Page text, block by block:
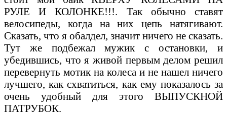
РУЛЕ И КОЛОНКЕ!!!. Так обычно ставят
велосипеды, когда на них цепь натягивают.
Сказать, что я обалдел, значит ничего не сказать.
Тут же подбежал мужик с остановки, и
убедившись, что я живой первым делом решил
перевернуть мотик на колеса и не нашел ничего
лучшего, как схватиться, как ему показалось за
очень удобный для этого ВЫПУСКНОЙ
ПАТРУБОК.